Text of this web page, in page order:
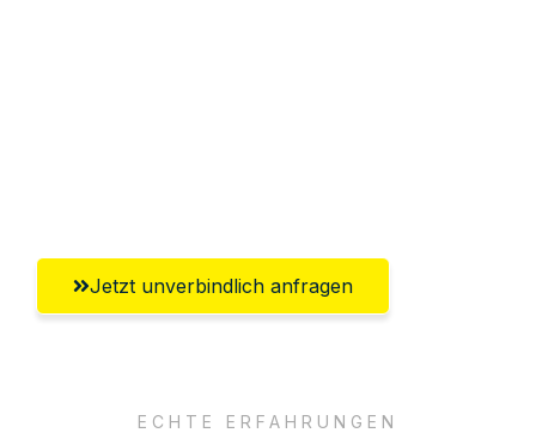
Jetzt unverbindlich anfragen
ECHTE ERFAHRUNGEN